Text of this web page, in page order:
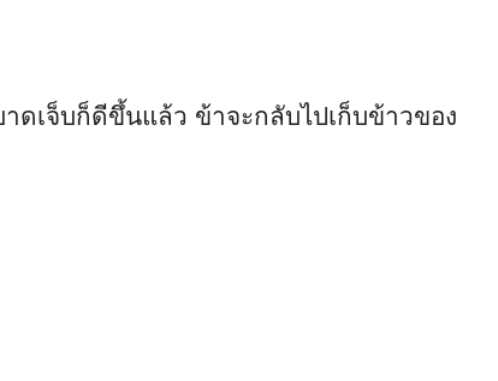
ดเจ็บก็ดีขึ้นแล้ว ข้าจะกลับไปเก็บข้าวของ